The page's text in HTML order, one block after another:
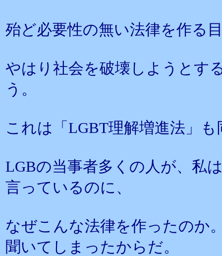
殆ど必要性の無い法律を作る
やはり社会を破壊しようとす
う。
これは「LGBT理解増進法」
LGBの当事者多くの人が、私
言っているのに、
なぜこんな法律を作ったのか
聞いてしまったからだ。